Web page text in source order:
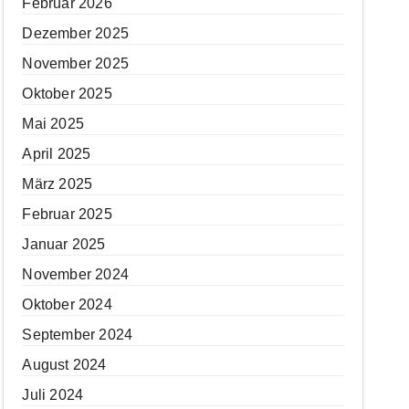
Dezember 2025
November 2025
Oktober 2025
Mai 2025
April 2025
März 2025
Februar 2025
Januar 2025
November 2024
Oktober 2024
September 2024
August 2024
Juli 2024